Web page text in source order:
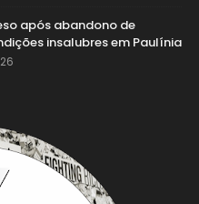
após abandono de
insalubres em Paulínia